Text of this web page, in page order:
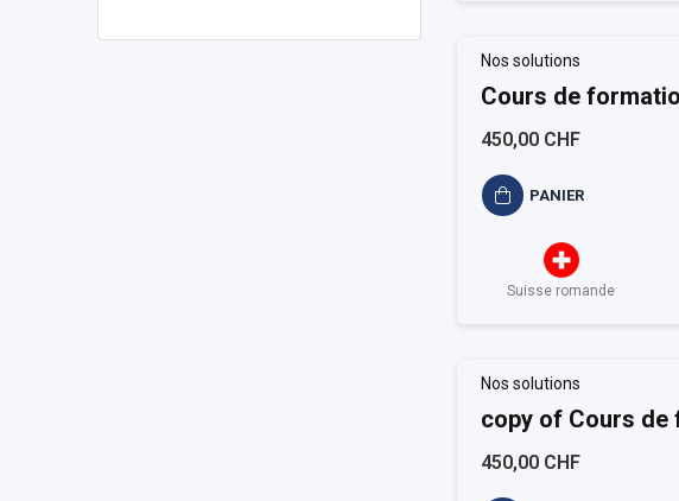
Nos solutions
Cours de
450,00 CHF
PANIER
Suisse romande
Nos solutions
copy of Cours de
450,00 CHF